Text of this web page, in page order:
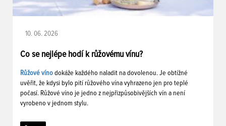
10. 06. 2026
Co se nejlépe hodí k růžovému vínu?
Růžové víno dokáže každého naladit na dovolenou. Je obtížné
uvěřit, že kdysi bylo pití růžového vína vyhrazeno jen pro teplé
počasí. Růžové víno je jedno z nejpřizpůsobivějších vín a není
vyrobeno v jednom stylu.